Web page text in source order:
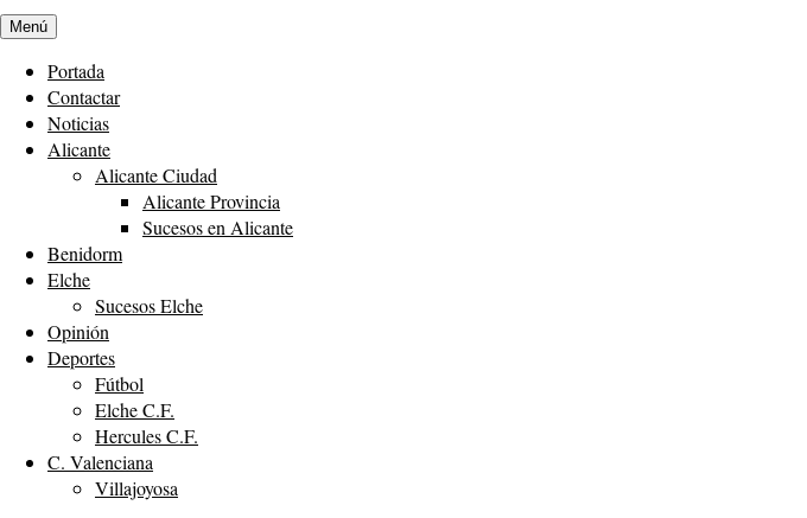
Menú
Portada
Contactar
Noticias
Alicante
Alicante Ciudad
Alicante Provincia
Sucesos en Alicante
Benidorm
Elche
Sucesos Elche
Opinión
Deportes
Fútbol
Elche C.F.
Hercules C.F.
C. Valenciana
Villajoyosa